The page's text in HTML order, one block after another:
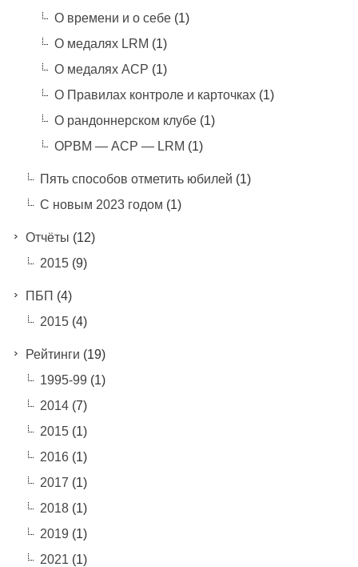
О времени и о себе(1)
О медалях LRM (1)
О медалях АСР (1)
О Правилах контроле и карточках(1)
О рандоннерском клубе(1)
ОРВМ — АСР — LRM (1)
Пять способов отметить юбилей (1)
С новым 2023 годом (1)
Отчёты (12)
2015(9)
ПБП (4)
2015(4)
Рейтинги (19)
1995-99 (1)
2014(7)
2015(1)
2016(1)
2017 (1)
2018(1)
2019 (1)
2021 (1)